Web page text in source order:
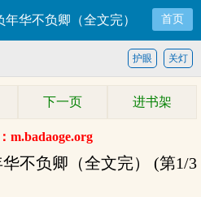
华不负卿（全文完） 首页
关灯
护眼
下一页 进书架
m.badaoge.org
不负卿（全文完） (第1/3